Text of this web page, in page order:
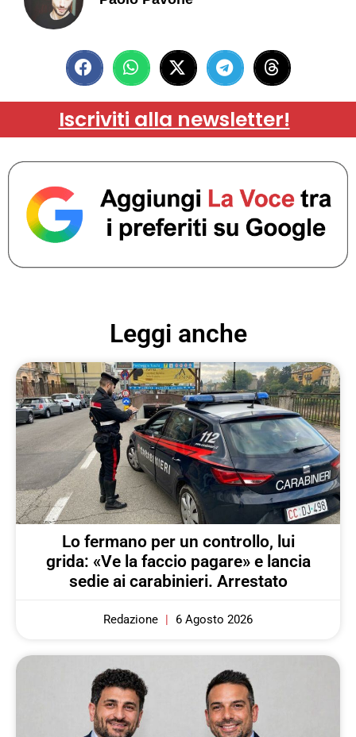
Iscriviti alla newsletter!
Leggi anche
Lo fermano per un controllo, lui
grida: «Ve la faccio pagare» e lancia
sedie ai carabinieri. Arrestato
Redazione 6 Agosto 2026